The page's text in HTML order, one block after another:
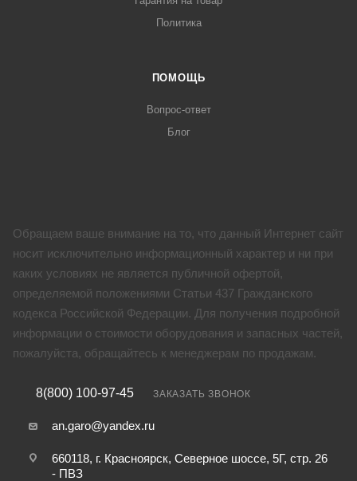
Политика
ПОМОЩЬ
Вопрос-ответ
Блог
Обращаем ваше внимание на то, что данный Интернет сайт
носит исключительно информационный характер и ни при
каких условиях не является публичной офертой,
определяемой положениями Статьи 437 Гражданского
кодекса Российской Федерации. Для получения подробной
информации о стоимости оборудования и запасных частей,
пожалуйста, обращайтесь к менеджерам по продажам.
8(800) 100-97-45 ЗАКАЗАТЬ ЗВОНОК
an.garo@yandex.ru
660118, г. Красноярск, Северное шоссе, 5Г, стр. 26
- ПВЗ